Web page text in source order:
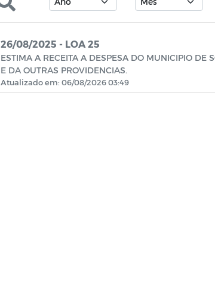
26/08/2025 - LOA 25
ESTIMA A RECEITA A DESPESA DO MUNICIPIO DE
E DA OUTRAS PROVIDENCIAS.
Atualizado em: 06/08/2026 03:49